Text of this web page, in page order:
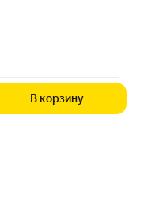
В корзину